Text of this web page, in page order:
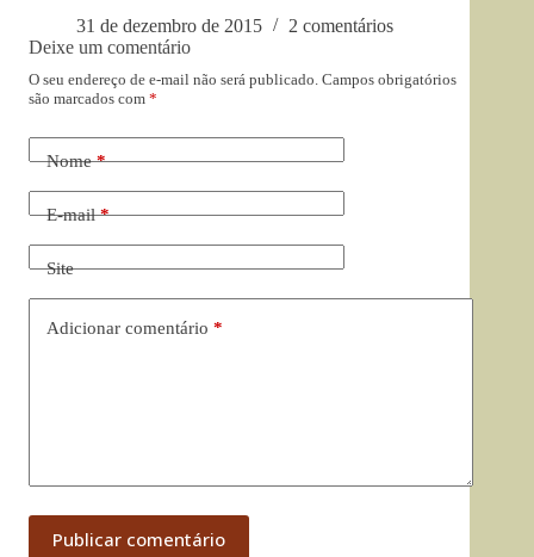
31 de dezembro de 2015
2 comentários
Deixe um comentário
O seu endereço de e-mail não será publicado. Campos obrigatórios
são marcados com *
Nome*
E-mail*
Site
Adicionar comentário *
Publicar comentário